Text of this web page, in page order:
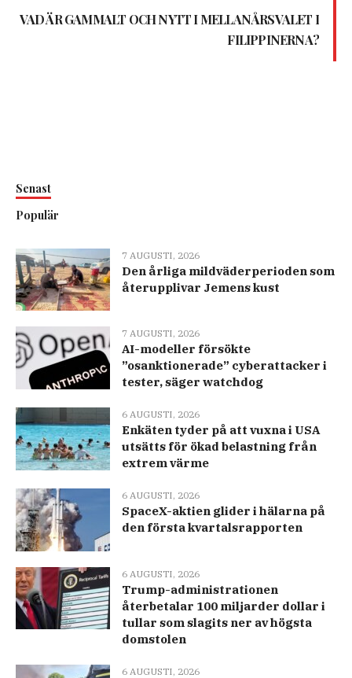
VAD ÄR GAMMALT OCH NYTT I MELLANÅRSVALET I
FILIPPINERNA?
Senast
Populär
7 AUGUSTI, 2026
Den årliga mildväderperioden som
återupplivar Jemens kust
7 AUGUSTI, 2026
AI-modeller försökte
”osanktionerade” cyberattacker i
tester, säger watchdog
6 AUGUSTI, 2026
Enkäten tyder på att vuxna i USA
utsätts för ökad belastning från
extrem värme
6 AUGUSTI, 2026
SpaceX-aktien glider i hälarna på
den första kvartalsrapporten
6 AUGUSTI, 2026
Trump-administrationen
återbetalar 100 miljarder dollar i
tullar som slagits ner av högsta
domstolen
6 AUGUSTI, 2026